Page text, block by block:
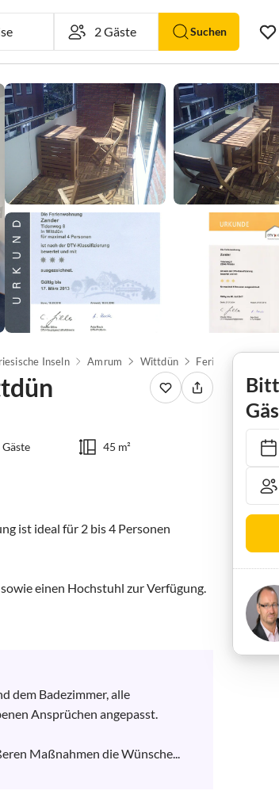
Suchen
Inseln Amrum Wittdün Ferienwohnung
45 m²
ist ideal für 2 bis 4 Personen
einen Hochstuhl zur Verfügung.
dem Badezimmer, alle
Ansprüchen angepasst.
Maßnahmen die Wünsche...